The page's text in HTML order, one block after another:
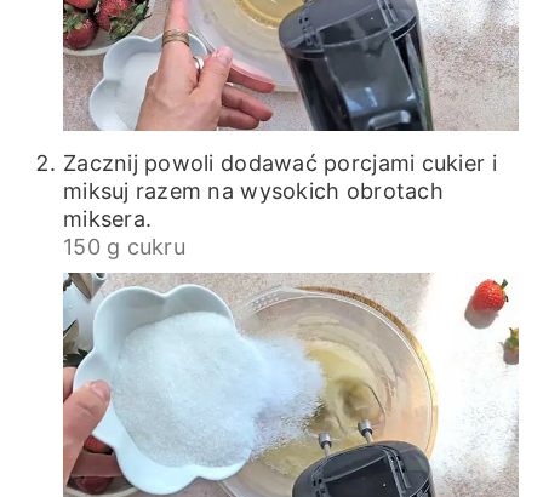
Zacznij powoli dodawać porcjami cukier i
miksuj razem na wysokich obrotach
miksera.
150 g cukru